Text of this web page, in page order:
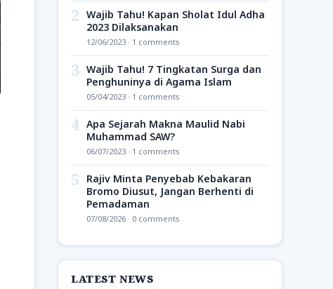
2 Wajib Tahu! Kapan Sholat Idul Adha
2023 Dilaksanakan
12/06/2023 · 1 comments
3 Wajib Tahu! 7 Tingkatan Surga dan
Penghuninya di Agama Islam
05/04/2023 · 1 comments
4 Apa Sejarah Makna Maulid Nabi
Muhammad SAW?
06/07/2023 · 1 comments
5
Rajiv Minta Penyebab Kebakaran
Bromo Diusut, Jangan Berhenti di
Pemadaman
07/08/2026 · 0 comments
LATEST NEWS